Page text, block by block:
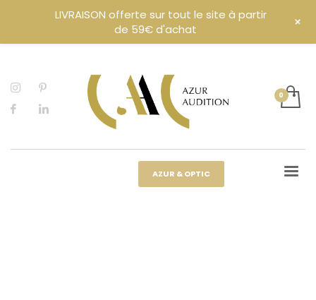
AZUR & OPTIC
LIVRAISON offerte sur tout le site à partir
de 59€ d'achat
+